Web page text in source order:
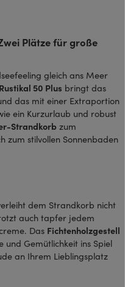
Plätze für große
gleich ans Meer
50 Plus bringt das
das mit einer Extraportion
ein Kurzurlaub und robust
Strandkorbzum
zum stilvollen Sonnenbaden
dem Strandkorb nicht
auch tapfer jedem
Das Fichtenholzgestell
Gemütlichkeit ins Spiel
an Ihrem Lieblingsplatz